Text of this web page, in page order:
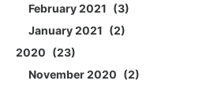
February 2021
3
January 2021
2
2020
23
November 2020
2